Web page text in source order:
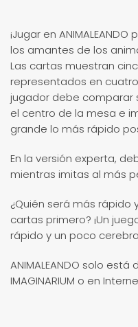
¡Jugar en
los amantes de los
Las cartas muestran
representados en
jugador debe comparar
el centro de la mesa e
grande lo más rápido
En la versión experta,
mientras imitas al más
¿Quién será más rápido
cartas primero? ¡Un
rápido y un poco
ANIMALEANDO solo
IMAGINARIUM o en